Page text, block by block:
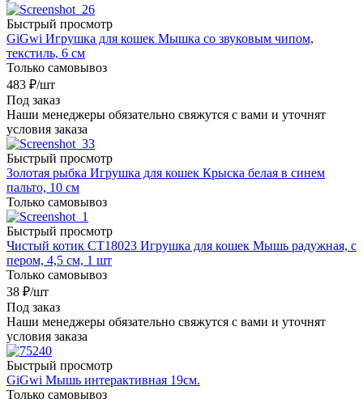
Быстрый просмотр
GiGwi Игрушка для кошек Мышка со звуковым чипом,
текстиль, 6 см
Только самовывоз
483 ₽/шт
Под заказ
Наши менеджеры обязательно свяжутся с вами и уточнят
условия заказа
Быстрый просмотр
Золотая рыбка Игрушка для кошек Крыска белая в синем
пальто, 10 см
Только самовывоз
Быстрый просмотр
Чистый котик CT18023 Игрушка для кошек Мышь радужная, с
пером, 4,5 см, 1 шт
Только самовывоз
38 ₽/шт
Под заказ
Наши менеджеры обязательно свяжутся с вами и уточнят
условия заказа
Быстрый просмотр
GiGwi Мышь интерактивная 19см.
Только самовывоз